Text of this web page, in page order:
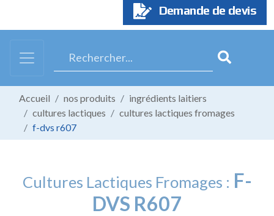
Demande de devis
Accueil nos produits
ingrédients laitiers
cultures lactiques
cultures lactiques fromages
f-dvs r607
Cultures Lactiques Fromages : F-
DVS R607